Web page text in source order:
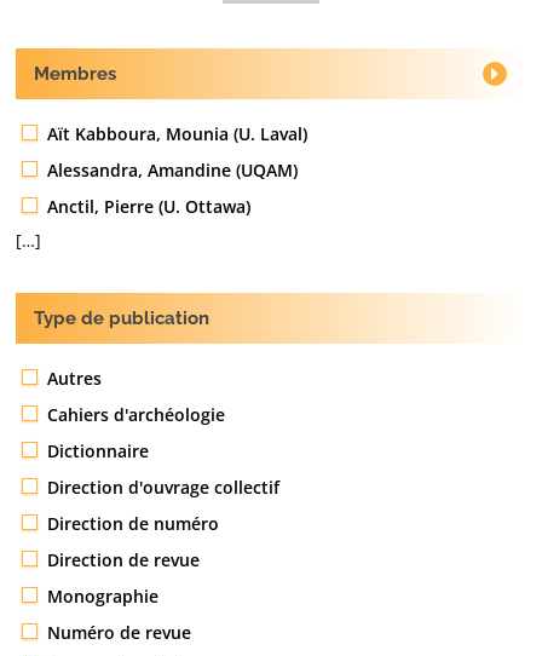
Membres
Aït Kabboura, Mounia (U. Laval)
Alessandra, Amandine (UQAM)
Anctil, Pierre (U. Ottawa)
[…]
Type de publication
Autres
Cahiers d'archéologie
Dictionnaire
Direction d'ouvrage collectif
Direction de numéro
Direction de revue
Monographie
Numéro de revue